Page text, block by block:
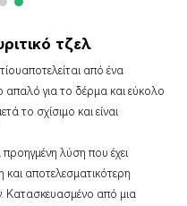
τζελ
αποτελείται από ένα
απαλό για το δέρμα και εύκολο
το σχίσιμο και είναι
λύση που έχει
και αποτελεσματικότερη
Κατασκευασμένο από μια